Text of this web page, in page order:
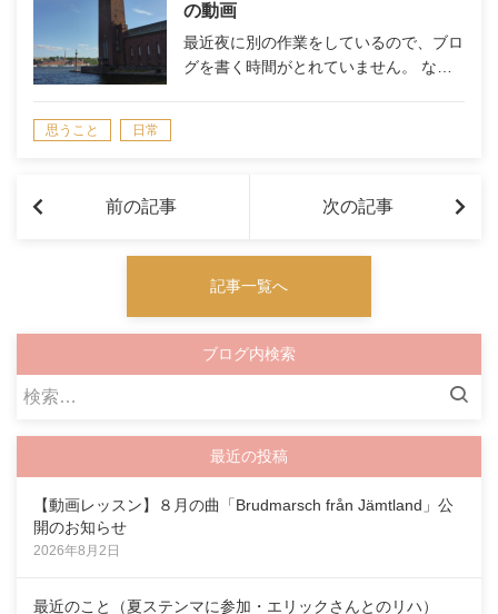
の動画
最近夜に別の作業をしているので、ブロ
グを書く時間がとれていません。 な…
思うこと 日常
前の記事 次の記事
記事一覧へ
ブログ内検索
検
最近の投稿
【動画レッスン】８月の曲「Brudmarsch från Jämtland」公
開のお知らせ
2026年8月2日
最近のこと（夏ステンマに参加・エリックさんとのリハ）